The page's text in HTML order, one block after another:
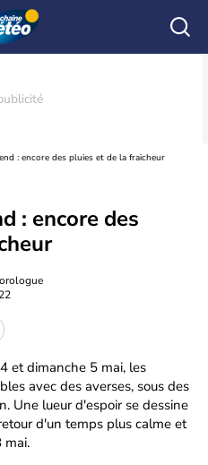
: encore des pluies et de la fraicheur
: encore des
et dimanche 5 mai, les
avec des averses, sous des
Une lueur d'espoir se dessine
d'un temps plus calme et
mai.